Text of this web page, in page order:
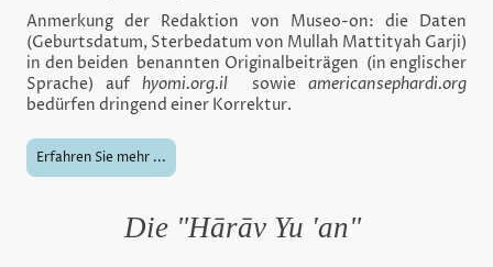
Anmerkung der Redaktion von Museo-on: die Daten
(Geburtsdatum, Sterbedatum von Mullah Mattityah Garji)
in den beiden benannten Originalbeiträgen (in englischer
Sprache) auf hyomi.org.il sowie americansephardi.org
bedürfen dringend einer Korrektur.
Erfahren Sie mehr ...
Die "Hārāv Yu 'an"